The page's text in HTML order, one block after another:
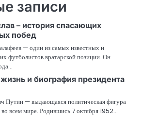
записи
– история спасающих
побед
— один из самых известных и
футболистов вратарской позиции. Он
и биография президента
Путин — выдающаяся политическая фигура
во всем мире. Родившись 7 октября 1952…